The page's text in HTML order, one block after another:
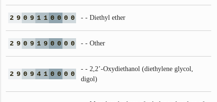
2 9 0 9 1 1 0 0 0 0 - - Diethyl ether
2 9 0 9 1 9 0 0 0 0 - - Other
2 9 0 9 4 1 0 0 0 0
- - 2,2’-Oxydiethanol (diethylene glycol,
digol)